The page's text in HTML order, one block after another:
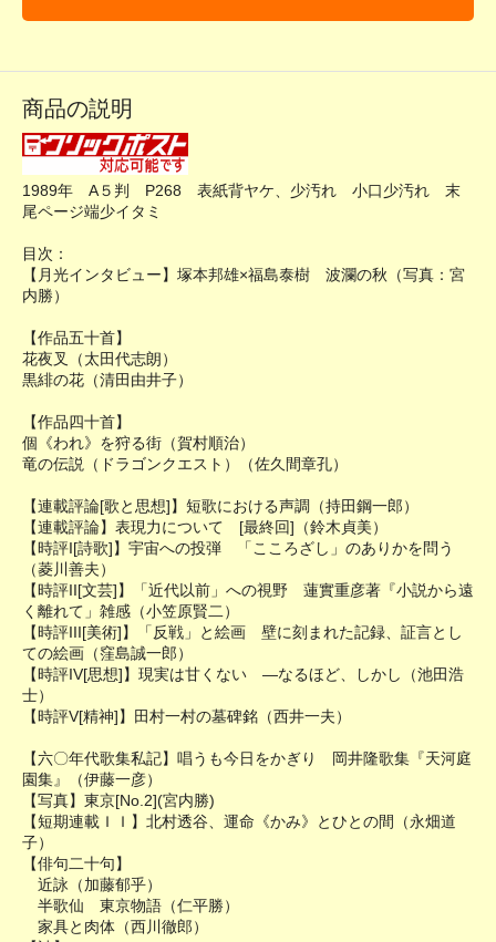
商品の説明
1989年 A５判 P268 表紙背ヤケ、少汚れ 小口少汚れ 末
尾ページ端少イタミ
目次：
【月光インタビュー】塚本邦雄×福島泰樹 波瀾の秋（写真：宮
内勝）
【作品五十首】
花夜叉（太田代志朗）
黒緋の花（清田由井子）
【作品四十首】
個《われ》を狩る街（賀村順治）
竜の伝説（ドラゴンクエスト）（佐久間章孔）
【連載評論[歌と思想]】短歌における声調（持田鋼一郎）
【連載評論】表現力について [最終回]（鈴木貞美）
【時評I[詩歌]】宇宙への投弾 「こころざし」のありかを問う
（菱川善夫）
【時評II[文芸]】「近代以前」への視野 蓮實重彦著『小説から遠
く離れて」雑感（小笠原賢二）
【時評III[美術]】「反戦」と絵画 壁に刻まれた記録、証言とし
ての絵画（窪島誠一郎）
【時評IV[思想]】現実は甘くない ―なるほど、しかし（池田浩
士）
【時評V[精神]】田村一村の墓碑銘（西井一夫）
【六〇年代歌集私記】唱うも今日をかぎり 岡井隆歌集『天河庭
園集』（伊藤一彦）
【写真】東京[No.2](宮内勝)
【短期連載ＩＩ】北村透谷、運命《かみ》とひとの間（永畑道
子）
【俳句二十句】
近詠（加藤郁乎）
半歌仙 東京物語（仁平勝）
家具と肉体（西川徹郎）